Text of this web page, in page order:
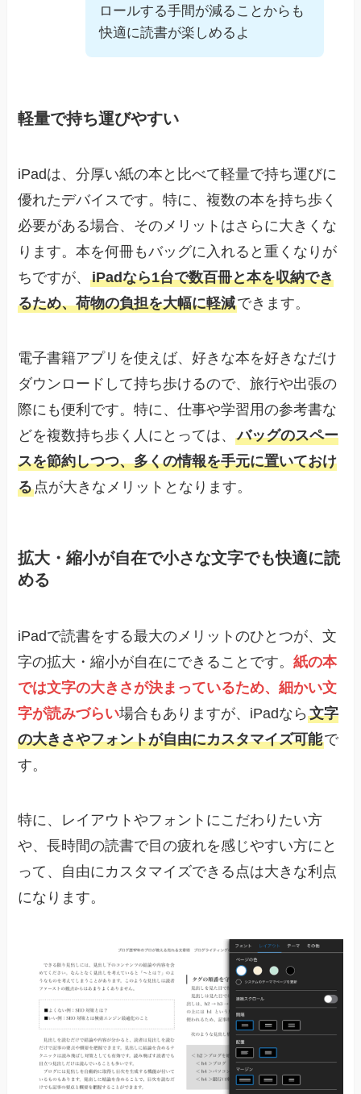
ロールする手間が減ることからも
快適に読書が楽しめるよ
軽量で持ち運びやすい
iPadは、分厚い紙の本と比べて軽量で持ち運びに
優れたデバイスです。特に、複数の本を持ち歩く
必要がある場合、そのメリットはさらに大きくな
ります。本を何冊もバッグに入れると重くなりが
ちですが、iPadなら1台で数百冊と本を収納でき
るため、荷物の負担を大幅に軽減できます。
電子書籍アプリを使えば、好きな本を好きなだけ
ダウンロードして持ち歩けるので、旅行や出張の
際にも便利です。特に、仕事や学習用の参考書な
どを複数持ち歩く人にとっては、バッグのスペー
スを節約しつつ、多くの情報を手元に置いておけ
る点が大きなメリットとなります。
拡大・縮小が自在で小さな文字でも快適に読
める
iPadで読書をする最大のメリットのひとつが、文
字の拡大・縮小が自在にできることです。紙の本
では文字の大きさが決まっているため、細かい文
字が読みづらい場合もありますが、iPadなら文字
の大きさやフォントが自由にカスタマイズ可能で
す。
特に、レイアウトやフォントにこだわりたい方
や、長時間の読書で目の疲れを感じやすい方にと
って、自由にカスタマイズできる点は大きな利点
になります。